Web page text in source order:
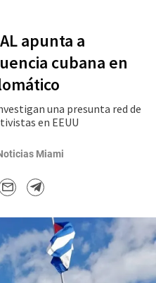
apunta a
cubana en
una presunta red de
en EEUU
Miami